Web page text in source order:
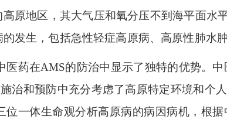
原地区，其大气压和氧分压不到海平面水
发生，包括急性轻症高原病、高原性肺水
医药在AMS的防治中显示了独特的优势。
治和预防中充分考虑了高原特定环境和个
位一体生命观分析高原病的病因病机，根